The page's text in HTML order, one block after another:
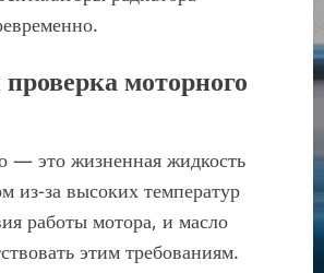
моторного
— это жизненная жидкость
из-за высоких температур
работы мотора, и масло
этим требованиям.